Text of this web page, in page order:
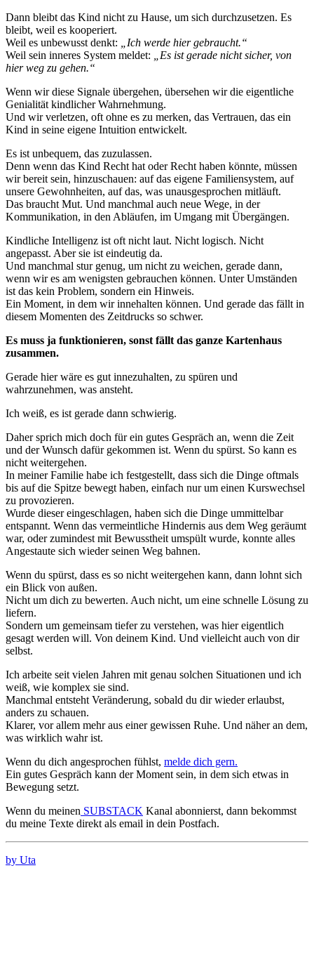
Dann bleibt das Kind nicht zu Hause, um sich durchzusetzen. Es
bleibt, weil es kooperiert.
Weil es unbewusst denkt:
„Ich werde hier gebraucht.“
Weil sein inneres System meldet:
„Es ist gerade nicht sicher, von
hier weg zu gehen.“
Wenn wir diese Signale übergehen, übersehen wir die eigentliche
Genialität kindlicher Wahrnehmung.
Und wir verletzen, oft ohne es zu merken, das Vertrauen, das ein
Kind in seine eigene Intuition entwickelt.
Es ist unbequem, das zuzulassen.
Denn wenn das Kind Recht hat oder Recht haben könnte, müssen
wir bereit sein, hinzuschauen: auf das eigene Familiensystem, auf
unsere Gewohnheiten, auf das, was unausgesprochen mitläuft.
Das braucht Mut. Und manchmal auch neue Wege, in der
Kommunikation, in den Abläufen, im Umgang mit Übergängen.
Kindliche Intelligenz ist oft nicht laut. Nicht logisch. Nicht
angepasst. Aber sie ist eindeutig da.
Und manchmal stur genug, um nicht zu weichen, gerade dann,
wenn wir es am wenigsten gebrauchen können. Unter Umständen
ist das kein Problem, sondern ein Hinweis.
Ein Moment, in dem wir innehalten können. Und gerade das fällt in
diesem Momenten des Zeitdrucks so schwer.
Es muss ja funktionieren, sonst fällt das ganze Kartenhaus
zusammen.
Gerade hier wäre es gut innezuhalten, zu spüren und
wahrzunehmen, was ansteht.
Ich weiß, es ist gerade dann schwierig.
Daher sprich mich doch für ein gutes Gespräch an, wenn die Zeit
und der Wunsch dafür gekommen ist. Wenn du spürst. So kann es
nicht weitergehen.
In meiner Familie habe ich festgestellt, dass sich die Dinge oftmals
bis auf die Spitze bewegt haben, einfach nur um einen Kurswechsel
zu provozieren.
Wurde dieser eingeschlagen, haben sich die Dinge ummittelbar
entspannt. Wenn das vermeintliche Hindernis aus dem Weg geräumt
war, oder zumindest mit Bewusstheit umspült wurde, konnte alles
Angestaute sich wieder seinen Weg bahnen.
Wenn du spürst, dass es so nicht weitergehen kann, dann lohnt sich
ein Blick von außen.
Nicht um dich zu bewerten. Auch nicht, um eine schnelle Lösung zu
liefern.
Sondern um gemeinsam tiefer zu verstehen, was hier eigentlich
gesagt werden will. Von deinem Kind. Und vielleicht auch von dir
selbst.
Ich arbeite seit vielen Jahren mit genau solchen Situationen und ich
weiß, wie komplex sie sind.
Manchmal entsteht Veränderung, sobald du dir wieder erlaubst,
anders zu schauen.
Klarer, vor allem mehr aus einer gewissen Ruhe. Und näher an dem,
was wirklich wahr ist.
Wenn du dich angesprochen fühlst, melde dich gern.
Ein gutes Gespräch kann der Moment sein, in dem sich etwas in
Bewegung setzt.
Wenn du meinen SUBSTACK Kanal abonnierst, dann bekommst
du meine Texte direkt als email in dein Postfach.
by Uta